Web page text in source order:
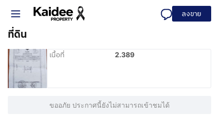
ลงขาย
ที่ดิน
เนื้อที่ 2.389
ขออภัย ประกาศนี้ยังไม่สามารถเข้าชมได้